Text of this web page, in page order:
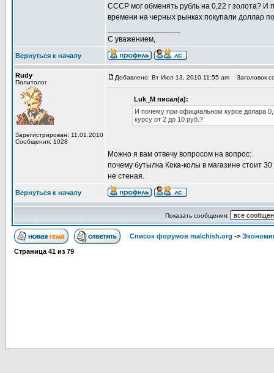
СССР мог обменять рубль на 0,22 г золота?
времени на черных рынках покупали доллар
С уважением,
Вернуться к началу
Rudy
Политолог
Зарегистрирован: 11.01.2010
Сообщения: 1028
Добавлено: Вт Июл 13, 2010 11:55 am Заголовок
Luk_M писал(а):
И почему при официальном курсе долара
курсу от 2 до 10 руб.?
Можно я вам отвечу вопросом на вопрос:
почему бутылка Кока-колы в магазине стоит
не стеная.
Вернуться к началу
Показать сообщения:
Список форумов malchish.org ->
Страница 41 из 79